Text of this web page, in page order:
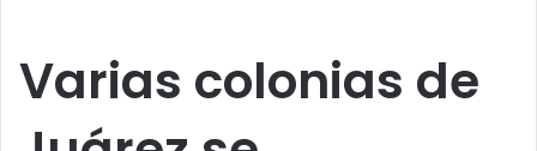
Varias colonias de